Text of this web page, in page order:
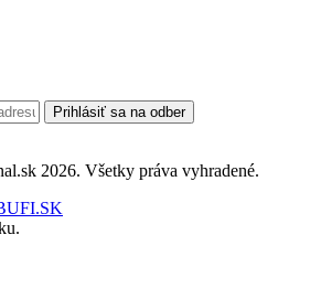
Prihlásiť sa na odber
2026. Všetky práva vyhradené.